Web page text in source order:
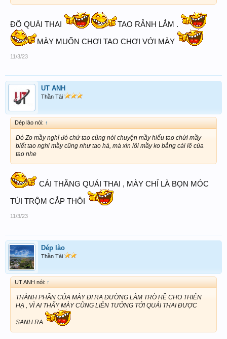
ĐỒ QUÁI THAI TAO RẢNH LẮM .
MÀY MUỐN CHƠI TAO CHƠI VỚI MÀY
11/3/23
UT ANH
Thần Tài
Dép lào nói: ↑
Dó Zo mầy nghỉ đó chứ tao cũng nói chuyện mầy hiểu tao chửi mầy
biết tao nghi mầy cũng như tao hà, mà xin lõi mầy ko bằng cái lẽ của
tao nhe
CÁI THẰNG QUÁI THAI , MÀY CHỈ LÀ BỌN MÓC
TÚI TRỘM CẮP THÔI
11/3/23
Dép lào
Thần Tài
UT ANH nói: ↑
THÀNH PHẦN CỦA MÀY ĐI RA ĐƯỜNG LÀM TRÒ HỀ CHO THIÊN
HẠ , VÌ AI THẤY MÀY CŨNG LIÊN TƯỞNG TỚI QUÁI THAI ĐƯỢC
SANH RA